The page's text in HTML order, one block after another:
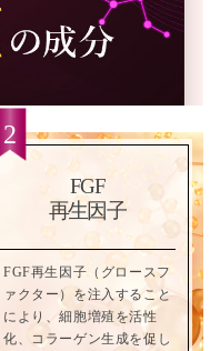
FGF
再生因子
FGF再生因子（グロースフ
ァクター）を注入すること
により、細胞増殖を活性
化、コラーゲン生成を促し